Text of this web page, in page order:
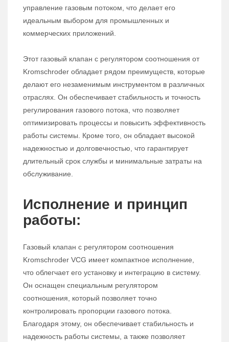
управление газовым потоком, что делает его
идеальным выбором для промышленных и
коммерческих приложений.
Этот газовый клапан с регулятором соотношения от
Kromschroder обладает рядом преимуществ, которые
делают его незаменимым инструментом в различных
отраслях. Он обеспечивает стабильность и точность
регулирования газового потока, что позволяет
оптимизировать процессы и повысить эффективность
работы системы. Кроме того, он обладает высокой
надежностью и долговечностью, что гарантирует
длительный срок службы и минимальные затраты на
обслуживание.
Исполнение и принцип
работы:
Газовый клапан с регулятором соотношения
Kromschroder VCG имеет компактное исполнение,
что облегчает его установку и интеграцию в систему.
Он оснащен специальным регулятором
соотношения, который позволяет точно
контролировать пропорции газового потока.
Благодаря этому, он обеспечивает стабильность и
надежность работы системы, а также позволяет